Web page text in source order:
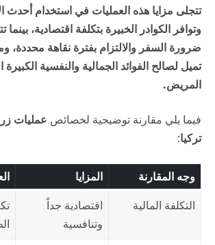
تتجلى مزايا هذه العمليات في استخدام أحدث
وتوافر الكوادر الخبيرة بتكلفة اقتصادية،
ضرورة السفر والالتزام بفترة نقاهة محددة،
تميل لصالح الفوائد الجمالية والنفسية
المريض.
فيما يلي مقارنة توضيحية لخصائص عمليات
تركيا:
وجه المقارنة المزايا
التكلفة المالية
اقتصادية جداً
وتنافسية